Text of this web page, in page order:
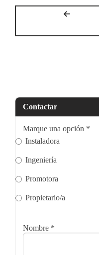
Contactar
Marque una opción *
Instaladora
Ingeniería
Promotora
Propietario/a
Nombre *